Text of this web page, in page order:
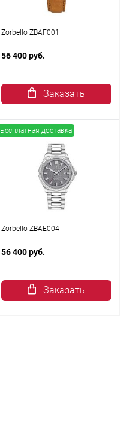
Zorbello ZBAF001
56 400 руб.
Заказать
Бесплатная доставка
Zorbello ZBAE004
56 400 руб.
Заказать